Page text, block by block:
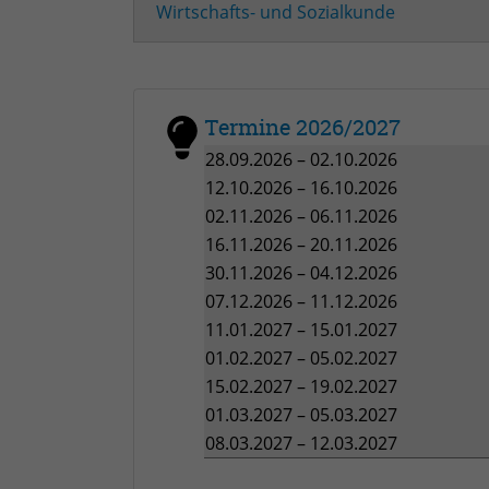
Wirtschafts- und Sozialkunde
Termine 2026/2027
28.09.2026 – 02.10.2026
12.10.2026 – 16.10.2026
02.11.2026 – 06.11.2026
16.11.2026 – 20.11.2026
30.11.2026 – 04.12.2026
07.12.2026 – 11.12.2026
11.01.2027 – 15.01.2027
01.02.2027 – 05.02.2027
15.02.2027 – 19.02.2027
01.03.2027 – 05.03.2027
08.03.2027 – 12.03.2027